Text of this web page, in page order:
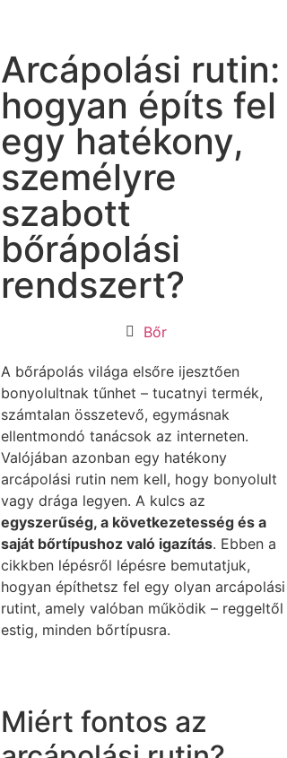
Arcápolási rutin:
hogyan építs fel
egy hatékony,
személyre
szabott
bőrápolási
rendszert?
Bőr
A bőrápolás világa elsőre ijesztően
bonyolultnak tűnhet – tucatnyi termék,
számtalan összetevő, egymásnak
ellentmondó tanácsok az interneten.
Valójában azonban egy hatékony
arcápolási rutin nem kell, hogy bonyolult
vagy drága legyen. A kulcs az
egyszerűség, a következetesség és a
saját bőrtípushoz való igazítás. Ebben a
cikkben lépésről lépésre bemutatjuk,
hogyan építhetsz fel egy olyan arcápolási
rutint, amely valóban működik – reggeltől
estig, minden bőrtípusra.
Miért fontos az